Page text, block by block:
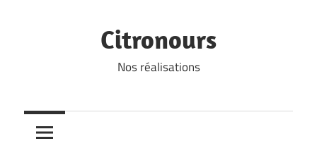
Citronours
Nos réalisations